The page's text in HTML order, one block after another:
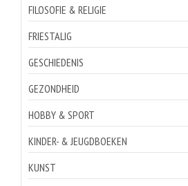
FILOSOFIE & RELIGIE
FRIESTALIG
GESCHIEDENIS
GEZONDHEID
HOBBY & SPORT
KINDER- & JEUGDBOEKEN
KUNST